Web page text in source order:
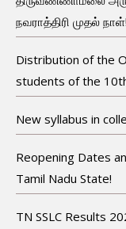
நவராத்திரி முதல் நாள்!
Distribution of the
students of the
New syllabus in
Reopening Dates
Tamil Nadu State!
TN SSLC Results